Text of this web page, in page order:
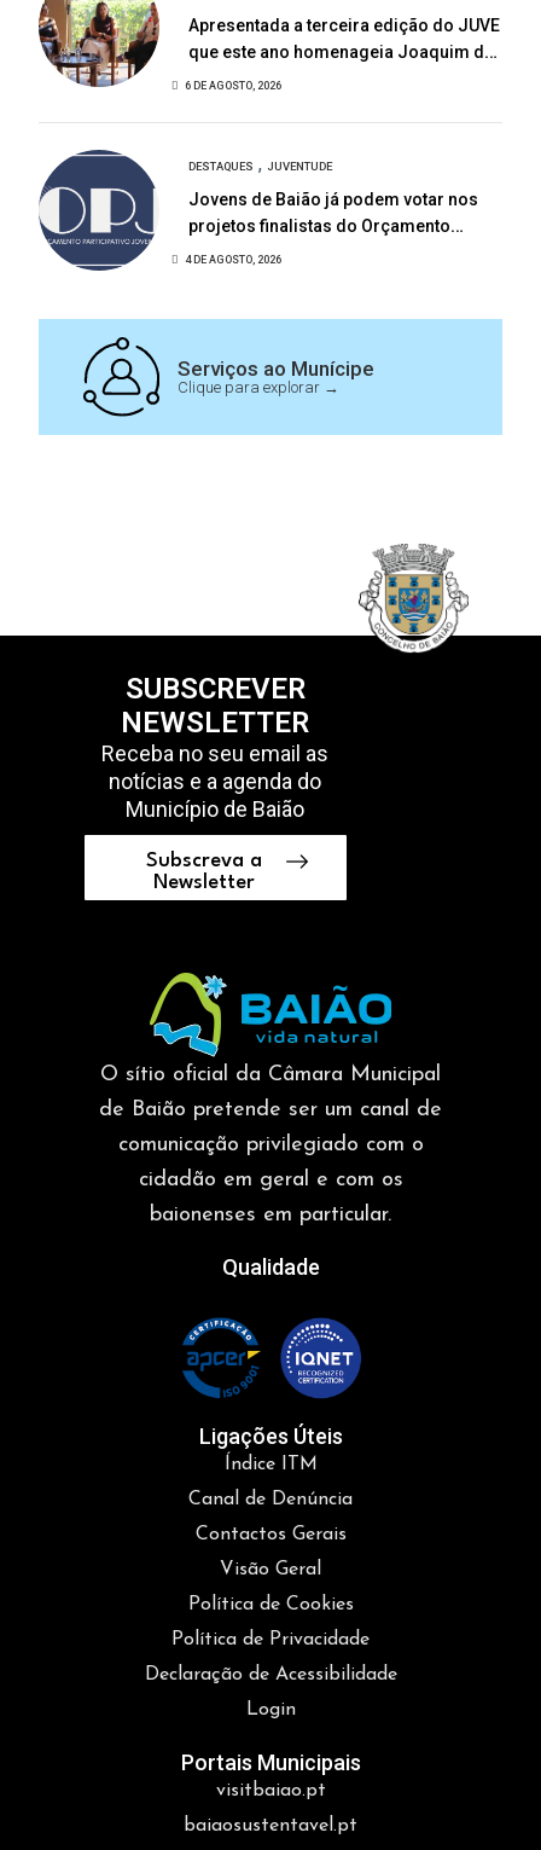
Apresentada a terceira edição do JUVE
que este ano homenageia Joaquim de
Almeida
6 DE AGOSTO, 2026
DESTAQUES , JUVENTUDE
Jovens de Baião já podem votar nos
projetos finalistas do Orçamento
Participativo Jovem 2026
4 DE AGOSTO, 2026
Serviços ao Munícipe
Clique para explorar →
SUBSCREVER
NEWSLETTER
Receba no seu email as
notícias e a agenda do
Município de Baião
Subscreva a
Newsletter
O sítio oficial da Câmara Municipal
de Baião pretende ser um canal de
comunicação privilegiado com o
cidadão em geral e com os
baionenses em particular.
Qualidade
Ligações Úteis
Índice ITM
Canal de Denúncia
Contactos Gerais
Visão Geral
Política de Cookies
Política de Privacidade
Declaração de Acessibilidade
Login
Portais Municipais
visitbaiao.pt
baiaosustentavel.pt